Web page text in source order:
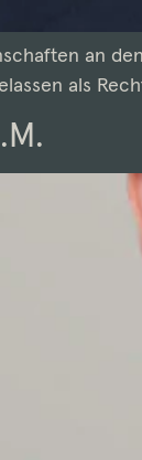
an
als